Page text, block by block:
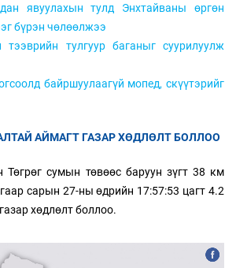
явуулахын тулд Энхтайваны өргөн
бүрэн чөлөөлжээ
тулгуур баганыг суурилуулж
байршуулаагүй мопед, скүүтэрийг
АЙМАГТ ГАЗАР ХӨДЛӨЛТ БОЛЛОО
Төгрөг сумын төвөөс баруун зүгт 38 км
сарын 27-ны өдрийн 17:57:53 цагт 4.2
хөдлөлт боллоо.